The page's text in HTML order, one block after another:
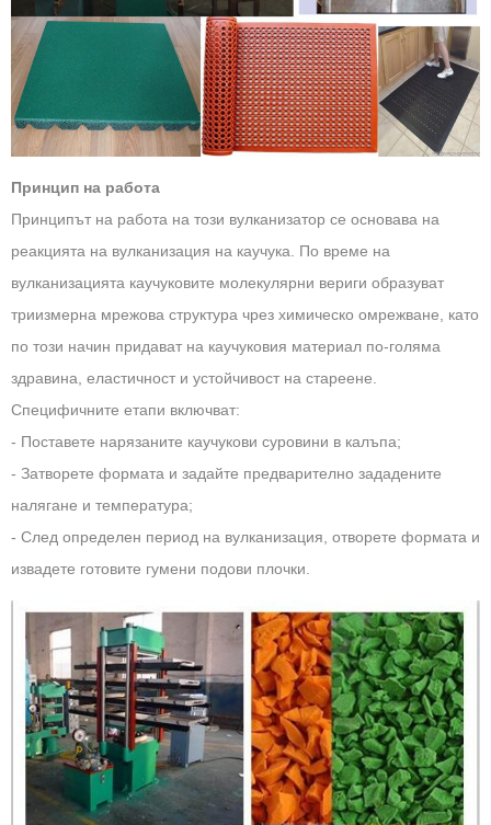
Принцип на работа
Принципът на работа на този вулканизатор се основава на
реакцията на вулканизация на каучука. По време на
вулканизацията каучуковите молекулярни вериги образуват
триизмерна мрежова структура чрез химическо омрежване, като
по този начин придават на каучуковия материал по-голяма
здравина, еластичност и устойчивост на стареене.
Специфичните етапи включват:
- Поставете нарязаните каучукови суровини в калъпа;
- Затворете формата и задайте предварително зададените
налягане и температура;
- След определен период на вулканизация, отворете формата и
извадете готовите гумени подови плочки.